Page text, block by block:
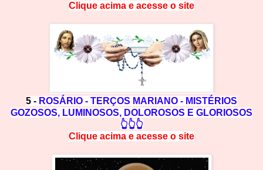
Clique acima e acesse o site
5 - ROSÁRIO - TERÇOS MARIANO - MISTÉRIOS
GOZOSOS, LUMINOSOS, DOLOROSOS E GLORIOSOS
👆👆👆
Clique acima e acesse o site